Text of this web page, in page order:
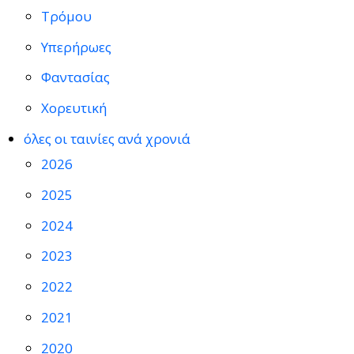
Τρόμου
Υπερήρωες
Φαντασίας
Χορευτική
όλες οι ταινίες ανά χρονιά
2026
2025
2024
2023
2022
2021
2020